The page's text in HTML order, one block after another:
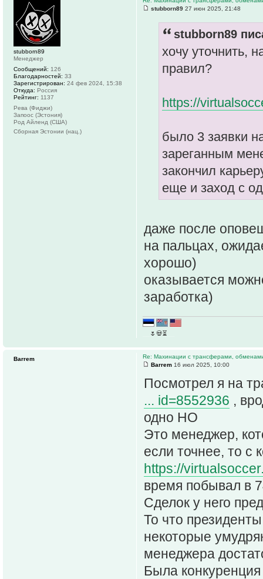
stubborn89 27 июн 2025, 21:48
stubborn89
хочу уточнить,
правил?
https://
было 3 заявки
зареганным
закончил
еще и заход с
даже после
на пальцах,
хорошо)
оказывается
заработка)
🌷💀⏳
stubborn89
Менеджер
Сообщений: 126
Благодарностей: 33
Зарегистрирован: 24 фев 2024, 15:38
Откуда: Россия
Рейтинг: 1137
Рева (Фиджи)
Запоос (Эстония)
Род Айленд (США)
Сборная Эстонии (нац.)
Re: Махинации с трансферами,
Barrem 16 июл 2025, 10:00
Посмотрел я на
... id=8552936 ,
одно НО
Это менеджер,
если точнее, то с
https://
время побывал в
Сделок у него
То что
некоторые
менеджера
Была
Barrem